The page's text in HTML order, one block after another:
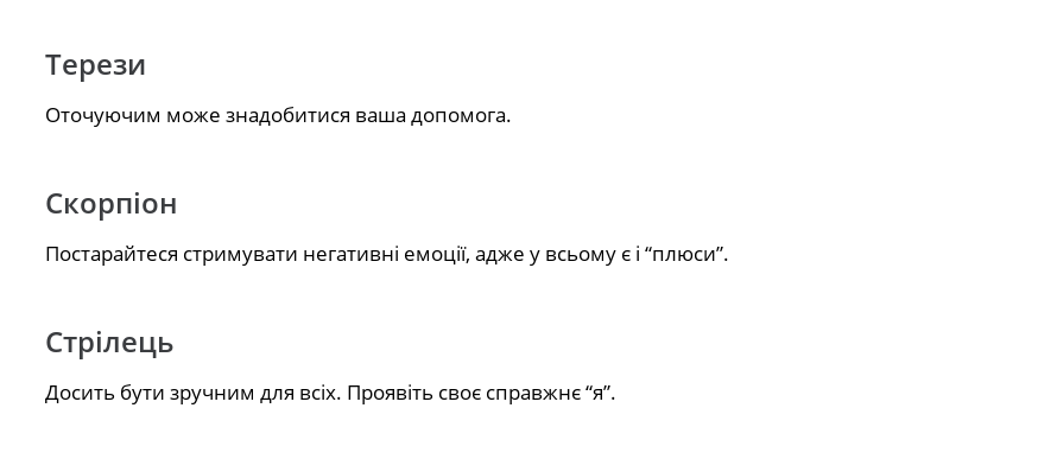
Терези
Оточуючим може знадобитися ваша допомога.
Скорпіон
Постарайтеся стримувати негативні емоції, адже у всьому є і “плюси”.
Стрілець
Досить бути зручним для всіх. Проявіть своє справжнє “я”.